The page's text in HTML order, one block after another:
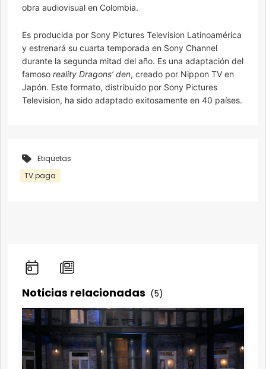
obra audiovisual en Colombia.
Es producida por Sony Pictures Television Latinoamérica
y estrenará su cuarta temporada en Sony Channel
durante la segunda mitad del año. Es una adaptación del
famoso reality Dragons’ den, creado por Nippon TV en
Japón. Este formato, distribuido por Sony Pictures
Television, ha sido adaptado exitosamente en 40 países.
Etiquetas
TV paga
Noticias relacionadas (5)